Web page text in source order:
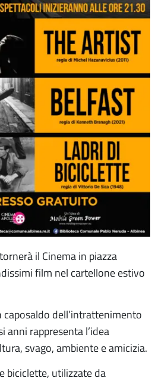
il Cinema in piazza
film nel cartellone estivo
caposaldo dell’intrattenimento
anni rappresenta l’idea
svago, ambiente e amicizia.
biciclette, utilizzate da